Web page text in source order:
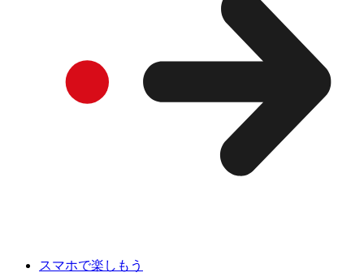
スマホで楽しもう